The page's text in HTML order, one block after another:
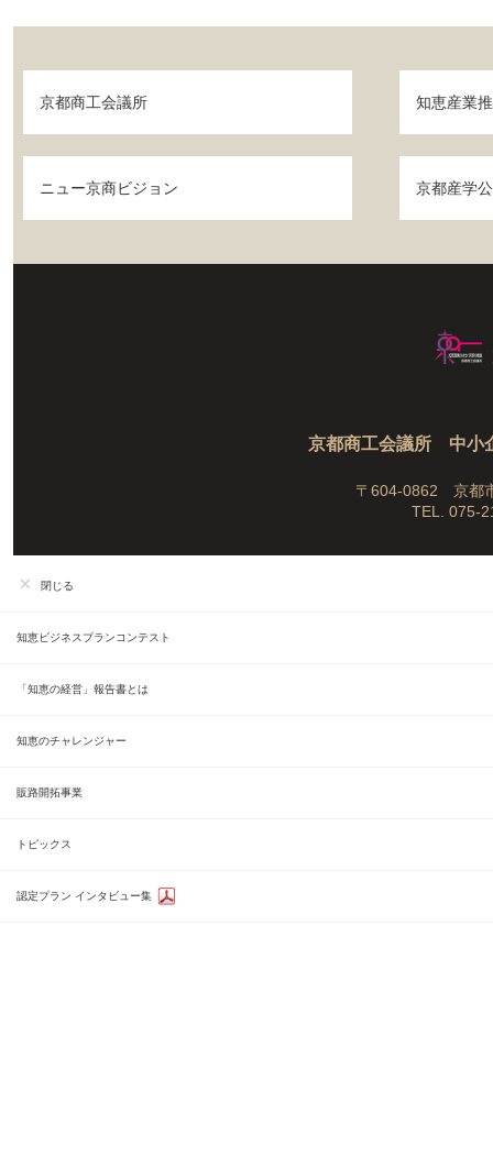
京都商工会議所 知恵産業
ニュー京商ビジョン 京都産学
京都商工会議所 中小
〒604-0862
京都
TEL. 075-
閉じる
知恵ビジネスプランコンテスト
「知恵の経営」報告書とは
知恵のチャレンジャー
販路開拓事業
トピックス
認定プラン インタビュー集